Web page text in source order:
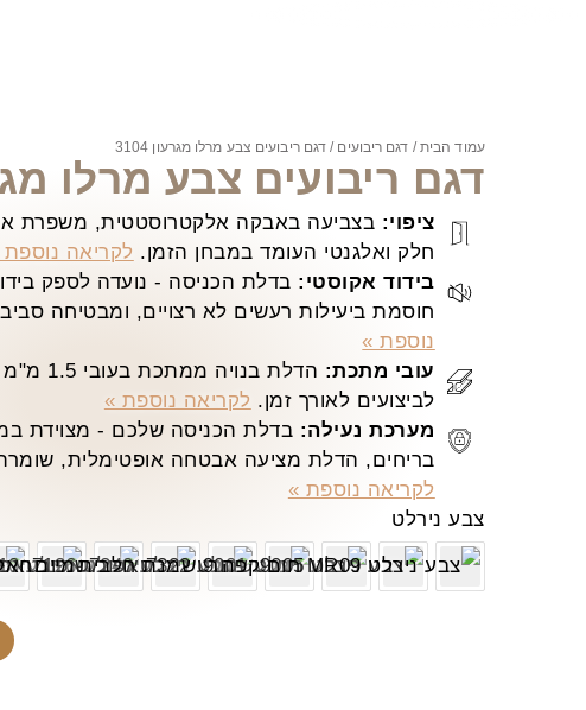
עמוד הבית/ דגם ריבועים / דגם ריבועים צבע מרלו מגרעון 3104
דגם ריבועים צבע מרלו
ציפוי: בצביעה באבקה אלקטרוסטטית, משפרת
חלק ואלגנטי העומד במבחן הזמן. לקריאה
בידוד אקוסטי: בדלת הכניסה - נועדה לספק
חוסמת ביעילות רעשים לא רצויים, ומבטיחה
נוספת »
עובי מתכת:
הדלת
לביצועים לאורך זמן. לקריאה נוספת »
מערכת נעילה: בדלת הכניסה שלכם - מצוידת
בריחים, הדלת מציעה אבטחה אופטימלית,
לקריאה נוספת »
צבע נירלט